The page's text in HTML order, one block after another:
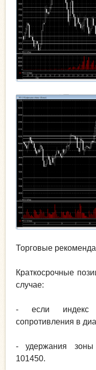
Торговые
Краткосрочные
случае:
- если индекс
сопротивления в
- удержания зоны
101450.